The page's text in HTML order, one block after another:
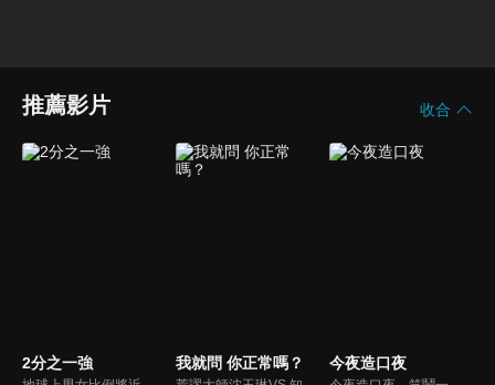
推薦影片 收合
2分之一強 我就問 你正常嗎？ 今夜造口夜